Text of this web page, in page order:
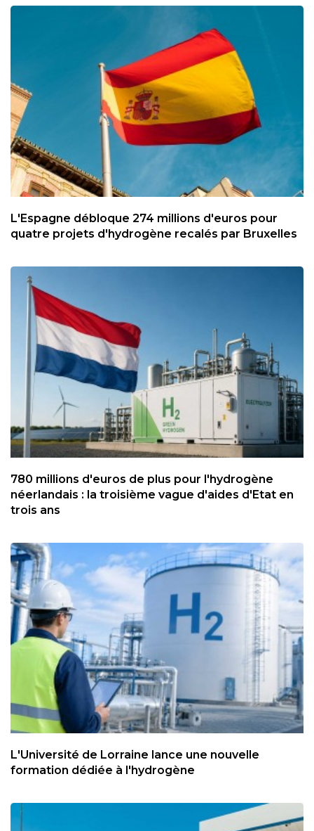
L'Espagne débloque 274 millions d'euros pour
quatre projets d'hydrogène recalés par Bruxelles
780 millions d'euros de plus pour l'hydrogène
néerlandais : la troisième vague d'aides d'Etat en
trois ans
L'Université de Lorraine lance une nouvelle
formation dédiée à l'hydrogène